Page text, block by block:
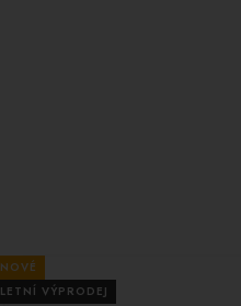
NOVÉ
LETNÍ VÝPRODEJ